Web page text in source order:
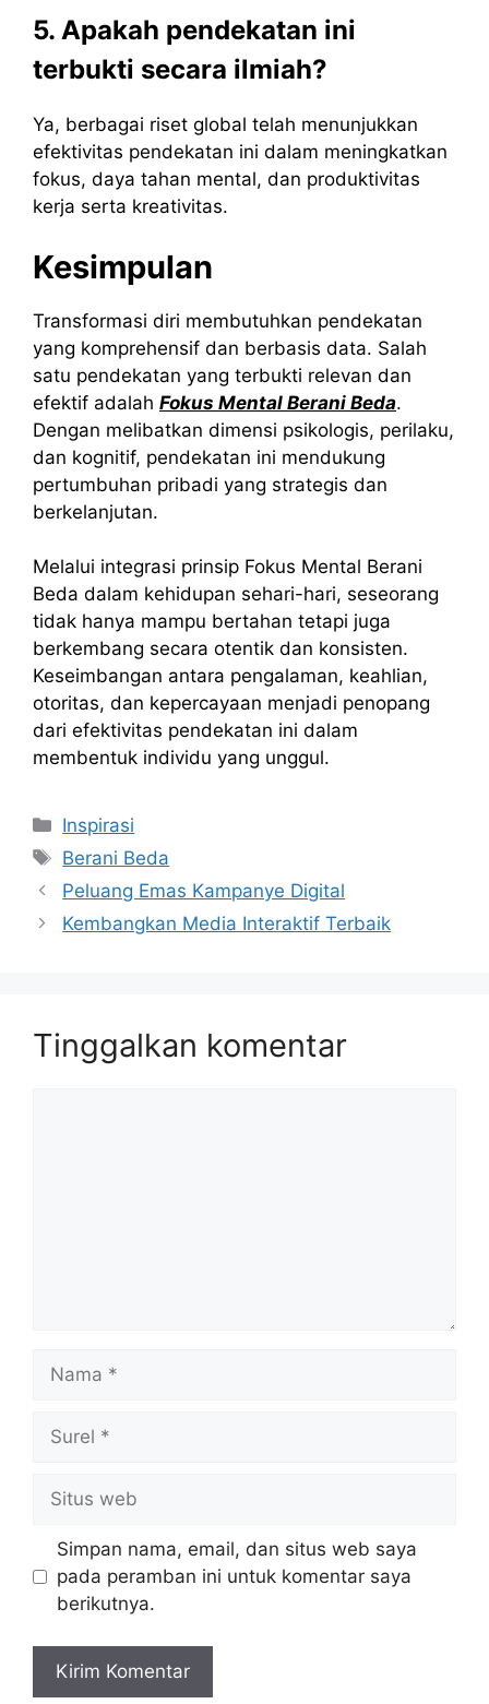
5. Apakah pendekatan ini
terbukti secara ilmiah?
Ya, berbagai riset global telah menunjukkan
efektivitas pendekatan ini dalam meningkatkan
fokus, daya tahan mental, dan produktivitas
kerja serta kreativitas.
Kesimpulan
Transformasi diri membutuhkan pendekatan
yang komprehensif dan berbasis data. Salah
satu pendekatan yang terbukti relevan dan
efektif adalah Fokus Mental Berani Beda.
Dengan melibatkan dimensi psikologis, perilaku,
dan kognitif, pendekatan ini mendukung
pertumbuhan pribadi yang strategis dan
berkelanjutan.
Melalui integrasi prinsip Fokus Mental Berani
Beda dalam kehidupan sehari-hari, seseorang
tidak hanya mampu bertahan tetapi juga
berkembang secara otentik dan konsisten.
Keseimbangan antara pengalaman, keahlian,
otoritas, dan kepercayaan menjadi penopang
dari efektivitas pendekatan ini dalam
membentuk individu yang unggul.
Kategori
Inspirasi
Tag
Berani Beda
Peluang Emas Kampanye Digital
Kembangkan Media Interaktif Terbaik
Tinggalkan komentar
Nama
Surel
Situs
web
Simpan nama, email, dan situs web saya
pada peramban ini untuk komentar saya
berikutnya.